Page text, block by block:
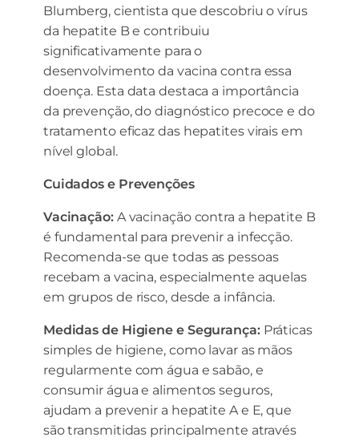
Blumberg, cientista que descobriu o vírus
da hepatite B e contribuiu
significativamente para o
desenvolvimento da vacina contra essa
doença. Esta data destaca a importância
da prevenção, do diagnóstico precoce e do
tratamento eficaz das hepatites virais em
nível global.
Cuidados e Prevenções
Vacinação:A vacinação contra a hepatite B
é fundamental para prevenir a infecção.
Recomenda-se que todas as pessoas
recebam a vacina, especialmente aquelas
em grupos de risco, desde a infância.
Medidas de Higiene e Segurança:Práticas
simples de higiene, como lavar as mãos
regularmente com água e sabão, e
consumir água e alimentos seguros,
ajudam a prevenir a hepatite A e E, que
são transmitidas principalmente através